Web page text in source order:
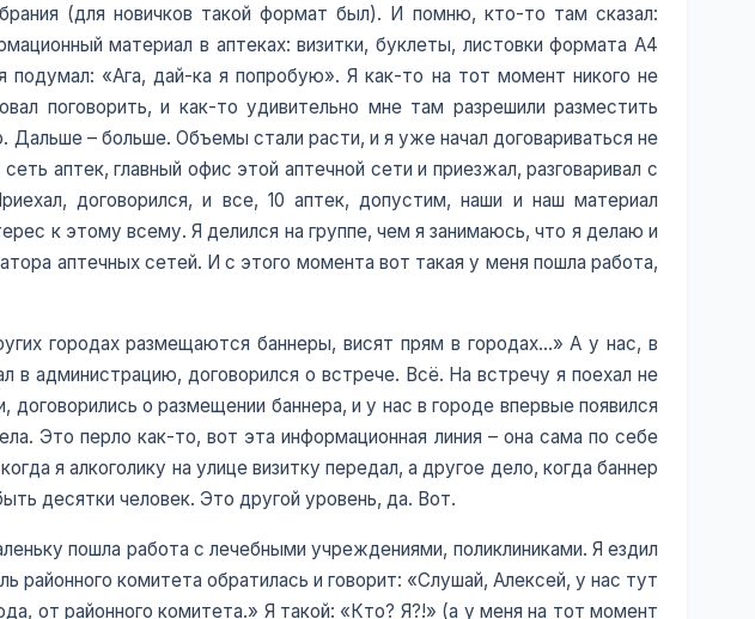
(для новичков такой формат был). И помню, кто-то там сказал:
материал в аптеках: визитки, буклеты, листовки формата А4
«Ага, дай-ка я попробую». Я как-то на тот момент никого не
поговорить, и как-то удивительно мне там разрешили разместить
Дальше – больше. Объемы стали расти, и я уже начал договариваться не
аптек, главный офис этой аптечной сети и приезжал, разговаривал с
договорился, и все, 10 аптек, допустим, наши и наш материал
к этому всему. Я делился на группе, чем я занимаюсь, что я делаю и
аптечных сетей. И с этого момента вот такая у меня пошла работа,
городах размещаются баннеры, висят прям в городах…» А у нас, в
в администрацию, договорился о встрече. Всё. На встречу я поехал не
о размещении баннера, и у нас в городе впервые появился
Это перло как-то, вот эта информационная линия – она сама по себе
я алкоголику на улице визитку передал, а другое дело, когда баннер
десятки человек. Это другой уровень, да. Вот.
пошла работа с лечебными учреждениями, поликлиниками. Я ездил
комитета обратилась и говорит: «Слушай, Алексей, у нас тут
от районного комитета.» Я такой: «Кто? Я?!» (а у меня на тот момент